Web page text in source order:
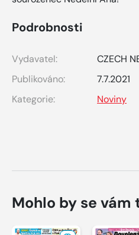
Podrobnosti
Vydavatel:
CZECH
Publikováno:
7.7.2021
Kategorie:
Noviny
Mohlo by se